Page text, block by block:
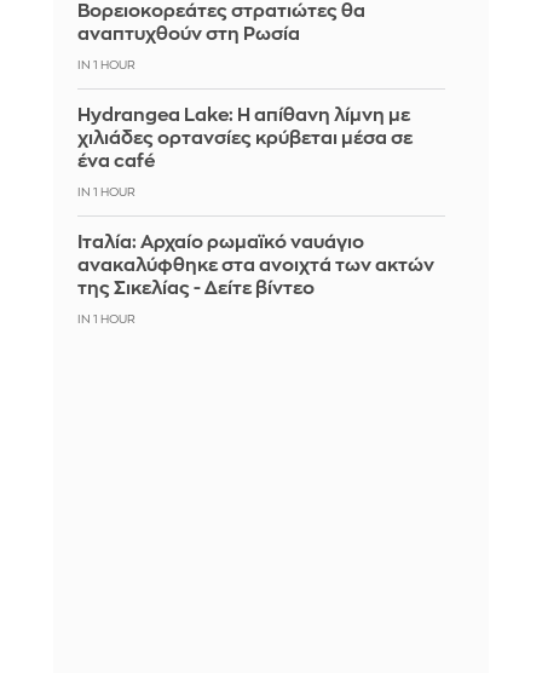
Βορειοκορεάτες στρατιώτες θα
αναπτυχθούν στη Ρωσία
IN 1 HOUR
Hydrangea Lake: Η απίθανη λίμνη με
χιλιάδες ορτανσίες κρύβεται μέσα σε
ένα café
IN 1 HOUR
Ιταλία: Αρχαίο ρωμαϊκό ναυάγιο
ανακαλύφθηκε στα ανοιχτά των ακτών
της Σικελίας - Δείτε βίντεο
IN 1 HOUR